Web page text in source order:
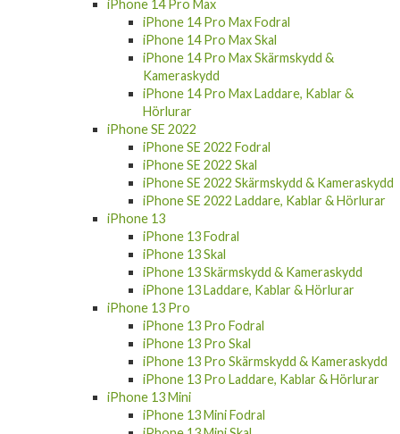
iPhone 14 Pro Max
iPhone 14 Pro Max Fodral
iPhone 14 Pro Max Skal
iPhone 14 Pro Max Skärmskydd &
Kameraskydd
iPhone 14 Pro Max Laddare, Kablar &
Hörlurar
iPhone SE 2022
iPhone SE 2022 Fodral
iPhone SE 2022 Skal
iPhone SE 2022 Skärmskydd & Kameraskydd
iPhone SE 2022 Laddare, Kablar & Hörlurar
iPhone 13
iPhone 13 Fodral
iPhone 13 Skal
iPhone 13 Skärmskydd & Kameraskydd
iPhone 13 Laddare, Kablar & Hörlurar
iPhone 13 Pro
iPhone 13 Pro Fodral
iPhone 13 Pro Skal
iPhone 13 Pro Skärmskydd & Kameraskydd
iPhone 13 Pro Laddare, Kablar & Hörlurar
iPhone 13 Mini
iPhone 13 Mini Fodral